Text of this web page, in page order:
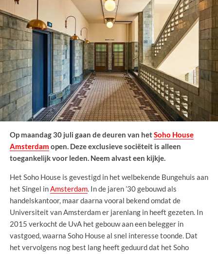
Op maandag 30 juli gaan de deuren van hetSoho House
Amsterdam open. Deze exclusieve sociëteit is alleen
toegankelijk voor leden. Neem alvast een kijkje.
Het Soho House is gevestigd in het welbekende Bungehuis aan
het Singel inAmsterdam. In de jaren ’30 gebouwd als
handelskantoor, maar daarna vooral bekend omdat de
Universiteit van Amsterdam er jarenlang in heeft gezeten. In
2015 verkocht de UvA het gebouw aan een belegger in
vastgoed, waarna Soho House al snel interesse toonde. Dat
het vervolgens nog best lang heeft geduurd dat het Soho